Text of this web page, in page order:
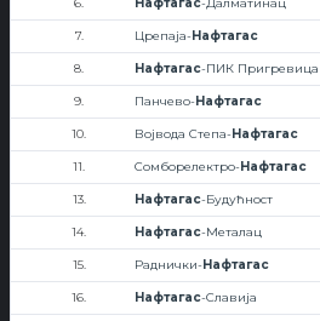
7. Црепаја-Нафтагас
8. Нафтагас-ПИК Пригревица
9. Панчево-Нафтагас
10. Војвода Степа-Нафтагас
11. Сомборелектро-Нафтагас
13. Нафтагас-Будућност
14. Нафтагас-Металац
15. Раднички-Нафтагас
16. Нафтагас-Славија